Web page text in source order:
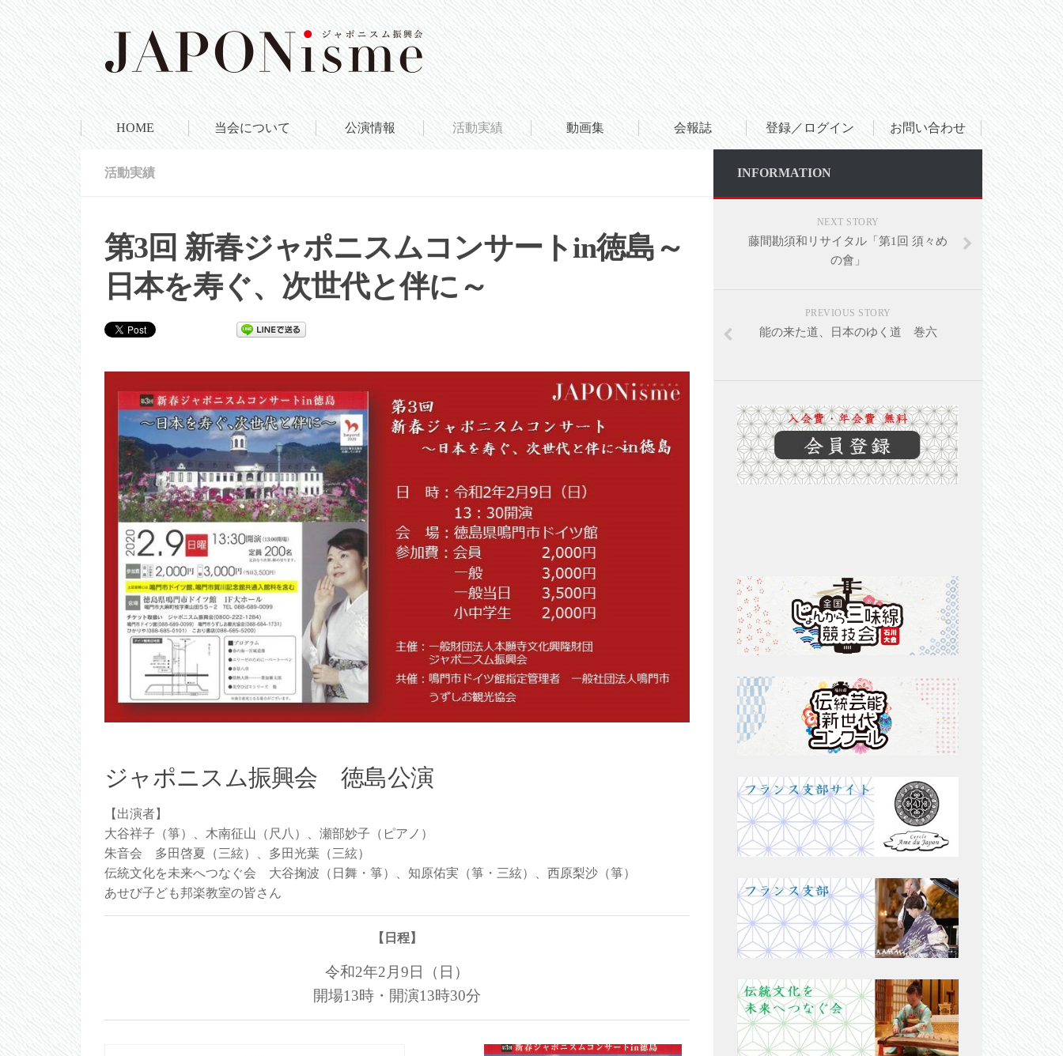
HOME 当会について 公演情報 活動実績 動画集 会報誌 登録／ログイン お問い合わせ
活動実績
第3回 新春ジャポニスムコンサートin徳島～
日本を寿ぐ、次世代と伴に～
ジャポニスム振興会 徳島公演
【出演者】
大谷祥子（箏）、木南征山（尺八）、瀬部妙子（ピアノ）
朱音会 多田啓夏（三絃）、多田光葉（三絃）
伝統文化を未来へつなぐ会 大谷掬波（日舞・箏）、知原佑実（箏・三絃）、西原梨沙（箏）
あせび子ども邦楽教室の皆さん
【日程】
令和2年2月9日（日）
開場13時・開演13時30分
INFORMATION
NEXT STORY
藤間勘須和リサイタル「第1回 須々め
の會」
PREVIOUS STORY
能の来た道、日本のゆく道 巻六